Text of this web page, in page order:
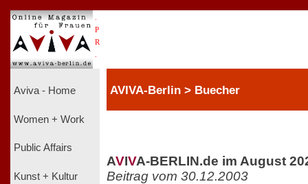
P
R
Aviva - Home
Women + Work
Public Affairs
Kunst + Kultur
AVIVA-Berlin > Buecher
AVIVA-BERLIN.de im August
Beitrag vom 30.12.2003